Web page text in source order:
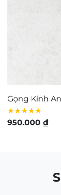
Gọng Kính
★★★★★
950.000 ₫